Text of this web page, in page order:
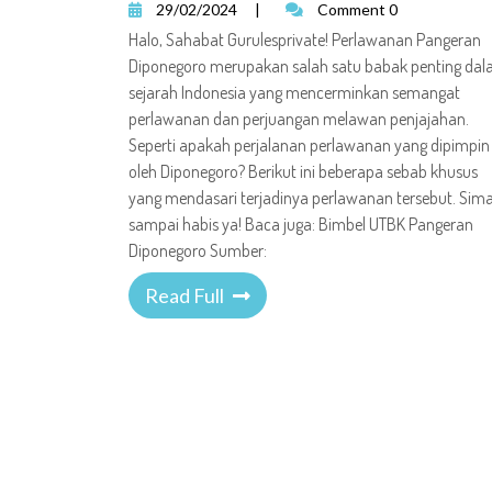
29/02/2024 | Comment 0
Halo, Sahabat Gurulesprivate! Perlawanan Pangeran
Diponegoro merupakan salah satu babak penting
sejarah Indonesia yang mencerminkan semangat
perlawanan dan perjuangan melawan penjajahan.
Seperti apakah perjalanan perlawanan yang dipimpin
oleh Diponegoro? Berikut ini beberapa sebab khusus
yang mendasari terjadinya perlawanan tersebut.
sampai habis ya! Baca juga: Bimbel UTBK Pangeran
Diponegoro Sumber:
Read Full